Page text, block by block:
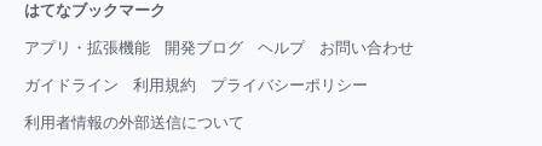
はてなブックマーク
アプリ・拡張機能 開発ブログ ヘルプ お問い合わせ
ガイドライン 利用規約 プライバシーポリシー
利用者情報の外部送信について